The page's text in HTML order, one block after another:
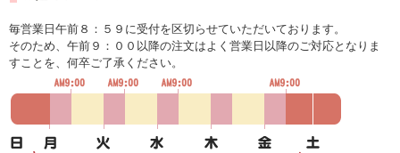
毎営業日午前８：５９に受付を区切らせていただいております。
そのため、午前９：００以降の注文はよく営業日以降のご対応となりま
すことを、何卒ご了承ください。